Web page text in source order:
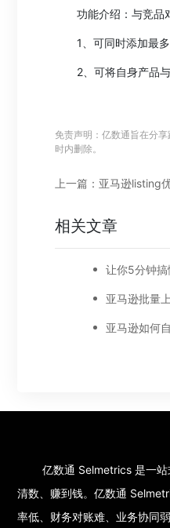
功能介绍：与竞品对
1、可同时添加最多6
2、可将自身产品与
免责声明：亿数通旨在分
时内删除。
相关文章
让你5分钟搞
亚马逊批量
亿数通 Selmetrics 是一站式
清数、赚到钱。亿数通
率低、财务对账难、业务协同